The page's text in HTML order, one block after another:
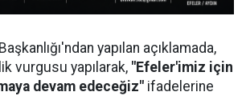
yapılan açıklamada,
vurgusu yapılarak, "Efeler'imiz için
devam edeceğiz" ifadelerine